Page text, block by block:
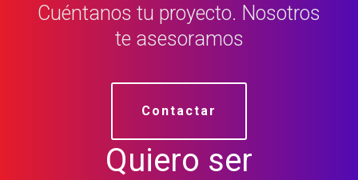
Cuéntanos tu proyecto. Nosotros
te asesoramos
Contactar
Quiero ser